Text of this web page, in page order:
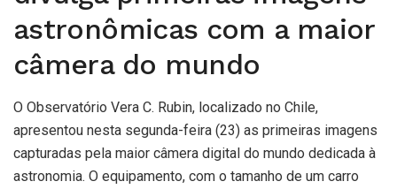
astronômicas com a maior
câmera do mundo
O Observatório Vera C. Rubin, localizado no Chile,
apresentou nesta segunda-feira (23) as primeiras imagens
capturadas pela maior câmera digital do mundo dedicada à
astronomia. O equipamento, com o tamanho de um carro